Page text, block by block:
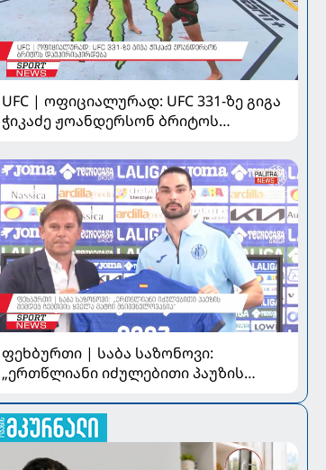
UFC | ოფიციალურად: UFC 331-ზე გიგა
ჭიკაძე ჟოანდერსონ ბრიტოს
ფეხბურთი | საბა საზონოვი:
„ერთწლიანი იძულებითი პაუზის
მნიშვნელოვანია“